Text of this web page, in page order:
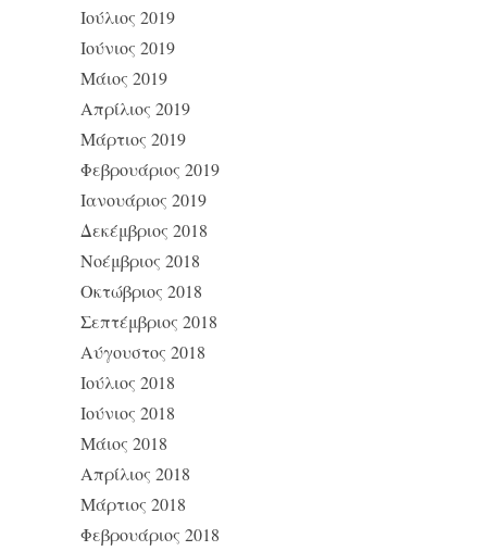
Ιούλιος 2019
Ιούνιος 2019
Μάιος 2019
Απρίλιος 2019
Μάρτιος 2019
Φεβρουάριος 2019
Ιανουάριος 2019
Δεκέμβριος 2018
Νοέμβριος 2018
Οκτώβριος 2018
Σεπτέμβριος 2018
Αύγουστος 2018
Ιούλιος 2018
Ιούνιος 2018
Μάιος 2018
Απρίλιος 2018
Μάρτιος 2018
Φεβρουάριος 2018